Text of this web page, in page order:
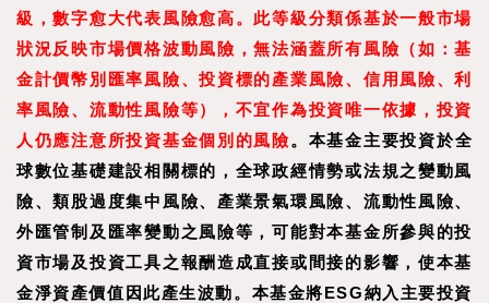
級，數字愈大代表風險愈高。此等級分類係基於一般市場
狀況反映市場價格波動風險，無法涵蓋所有風險（如：基
金計價幣別匯率風險、投資標的產業風險、信用風險、利
率風險、流動性風險等），不宜作為投資唯一依據，投資
人仍應注意所投資基金個別的風險。本基金主要投資於全
球數位基礎建設相關標的，全球政經情勢或法規之變動風
險、類股過度集中風險、產業景氣環風險、流動性風險、
外匯管制及匯率變動之風險等，可能對本基金所參與的投
資市場及投資工具之報酬造成直接或間接的影響，使本基
金淨資產價值因此產生波動。本基金將ESG納入主要投資